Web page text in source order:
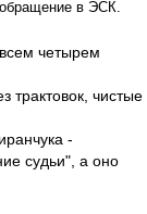
в ЭСК.
четырем
трактовок, чистые
-
судьи", а оно